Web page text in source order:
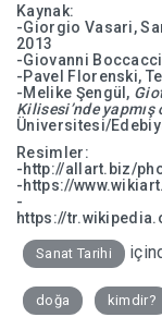
Kaynak:
-Giorgio Vasari,
2013
-Giovanni
-Pavel Florenski,
-Melike Şengül,
Kilisesi’nde
Üniversitesi/
Resimler:
-http://allart.biz/
-https://
-
https://
Sanat Tarihi
doğa kimdir?